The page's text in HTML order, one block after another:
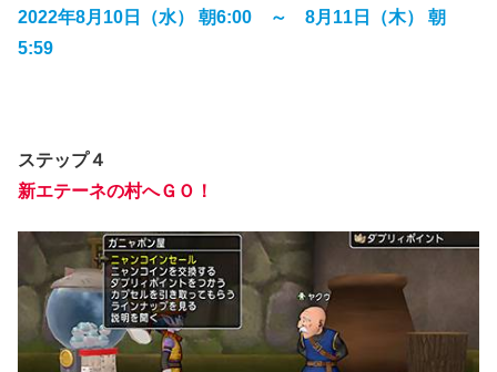
2022年8月10日（水） 朝6:00 ～ 8月11日（木） 朝
5:59
ステップ４
新エテーネの村へＧＯ！